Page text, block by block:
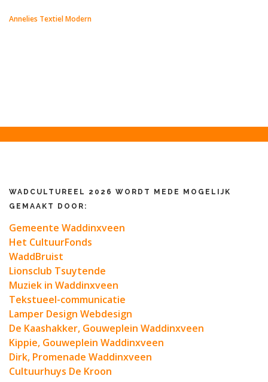
Annelies Textiel Modern
WADCULTUREEL 2026 WORDT MEDE MOGELIJK
GEMAAKT DOOR:
Gemeente Waddinxveen
Het CultuurFonds
WaddBruist
Lionsclub Tsuytende
Muziek in Waddinxveen
Tekstueel-communicatie
Lamper Design Webdesign
De Kaashakker, Gouweplein Waddinxveen
Kippie, Gouweplein Waddinxveen
Dirk, Promenade Waddinxveen
Cultuurhuys De Kroon